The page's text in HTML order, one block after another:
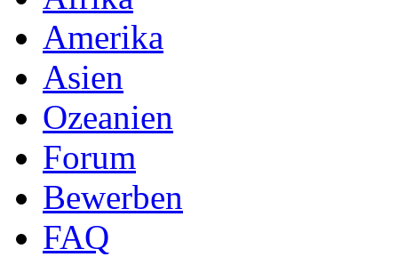
Amerika
Asien
Ozeanien
Forum
Bewerben
FAQ